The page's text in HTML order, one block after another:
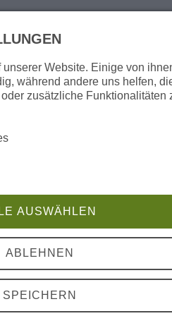
GMBH –
erreicht Ihre Anfrage die
am schnellsten.
zu vermerken. Wir reagieren
Website. Einige von
während andere uns helfen,
zusätzliche Funktionalitäten
AUSWÄHLEN
ABLEHNEN
SPEICHERN